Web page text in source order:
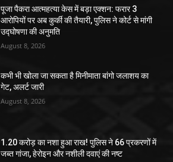
पूजा पैकरा आत्महत्या केस में बड़ा एक्शन: फरार 3
आरोपियों पर अब कुर्की की तैयारी, पुलिस ने कोर्ट से मांगी
उद्घोषणा की अनुमति
August 8, 2026
कभी भी खोला जा सकता है मिनीमाता बांगो जलाशय का
गेट, अलर्ट जारी
August 8, 2026
1.20 करोड़ का नशा हुआ राख! पुलिस ने 66 प्रकरणों में
जब्त गांजा, हेरोइन और नशीली दवाएं की नष्ट